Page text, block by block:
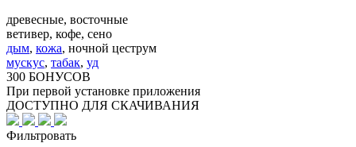
древесные, восточные
ветивер, кофе, сено
дым, кожа, ночной цеструм
мускус, табак, уд
300 БОНУСОВ
При первой установке приложения
ДОСТУПНО ДЛЯ СКАЧИВАНИЯ
Фильтровать